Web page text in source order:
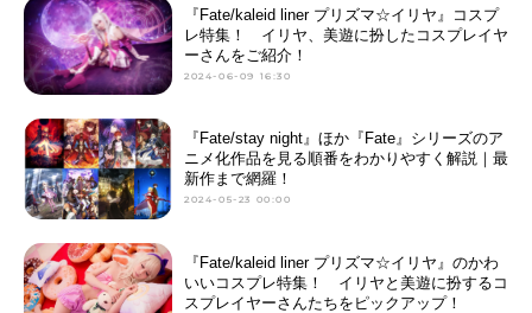
『Fate/kaleid liner プリズマ☆イリヤ』コスプ
レ特集！ イリヤ、美遊に扮したコスプレイヤ
ーさんをご紹介！
2024-06-09 16:30
『Fate/stay night』ほか『Fate』シリーズのア
ニメ化作品を見る順番をわかりやすく解説｜最
新作まで網羅！
2024-05-23 00:00
『Fate/kaleid liner プリズマ☆イリヤ』のかわ
いいコスプレ特集！ イリヤと美遊に扮するコ
スプレイヤーさんたちをピックアップ！